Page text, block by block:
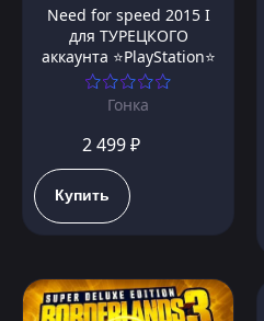
Need for speed 2015 I
для ТУРЕЦКОГО
аккаунта ⭐PlayStation⭐
Гонка
2 499 ₽
Купить